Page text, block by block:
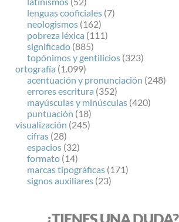
lenguas cooficiales (7)
neologismos (162)
pobreza léxica (111)
significado (885)
topónimos y gentilicios (323)
ortografía (1.099)
acentuación y pronunciación (248)
errores escritura (352)
mayúsculas y minúsculas (420)
puntuación (18)
visualización (245)
cifras (28)
espacios (32)
formato (14)
marcas tipográficas (171)
signos auxiliares (23)
¿TIENES UNA DUDA?